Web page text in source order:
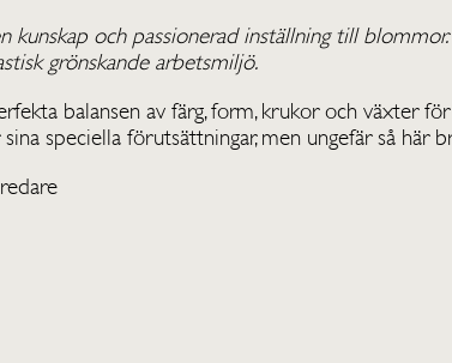
kunskap och passionerad inställning till
grönskande arbetsmiljö.
balansen av färg, form, krukor och växter
speciella förutsättningar, men ungefär så här